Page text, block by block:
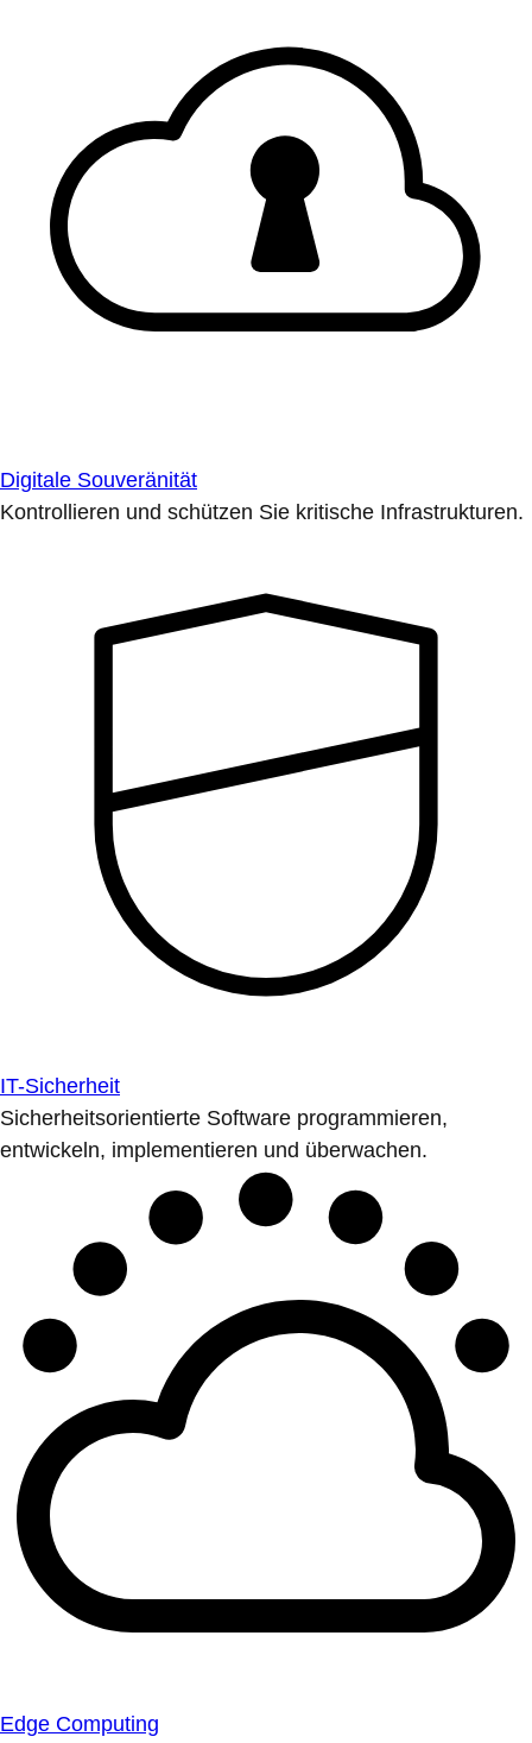
Digitale Souveränität
Kontrollieren und schützen Sie kritische Infrastrukturen.
IT-Sicherheit
Sicherheitsorientierte Software programmieren,
entwickeln, implementieren und überwachen.
Edge Computing